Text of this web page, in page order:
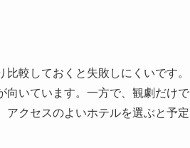
較しておくと失敗しにくいです。
向いています。一方で、観劇だけで
アクセスのよいホテルを選ぶと予定